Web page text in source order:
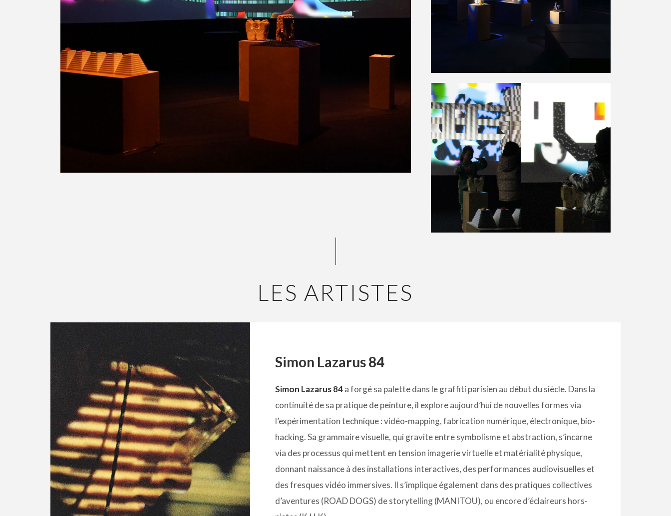
LES ARTISTES
Simon Lazarus 84
Simon Lazarus 84a forgé sa palette dans le graffiti parisien au début du siècle. Dans la
continuité de sa pratique de peinture, il explore aujourd’hui de nouvelles formes via
l’expérimentation technique : vidéo-mapping, fabrication numérique, électronique, bio-
hacking. Sa grammaire visuelle, qui gravite entre symbolisme et abstraction, s’incarne
via des processus qui mettent en tension imagerie virtuelle et matérialité physique,
donnant naissance à des installations interactives, des performances audiovisuelles et
des fresques vidéo immersives. Il s’implique également dans des pratiques collectives
d’aventures (ROAD DOGS) de storytelling (MANITOU), ou encore d’éclaireurs hors-